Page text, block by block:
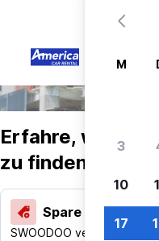
Erfahre, warum
zu finden.
Spare 40 % und
SWOODOO vergleicht
M
3
10
17